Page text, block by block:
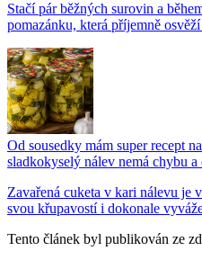
Stačí pár běžných surovin a
pomazánku, která příjemně
Od sousedky mám super recept
sladkokyselý nálev nemá chybu
Zavařená cuketa v kari nálevu je
svou křupavostí i dokonale
Tento článek byl publikován ze